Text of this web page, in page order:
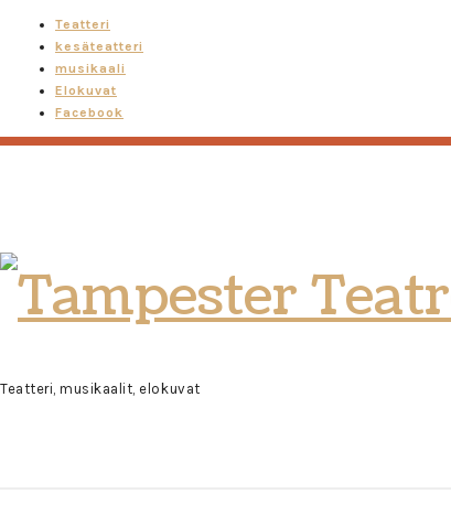
Teatteri
kesäteatteri
musikaali
Elokuvat
Facebook
Tampester
Teatro
Teatteri, musikaalit, elokuvat